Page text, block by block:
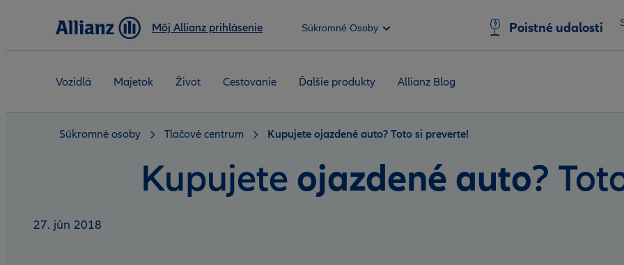
Môj Allianz prihlásenie Súkromné Osoby Poistné udalosti
Vozidlá Majetok Život Cestovanie Ďalšie produkty Allianz Blog
Súkromné osoby Tlačové centrum Kupujete ojazdené auto? Toto si preverte!
Kupujete ojazdené auto?
27. jún 2018